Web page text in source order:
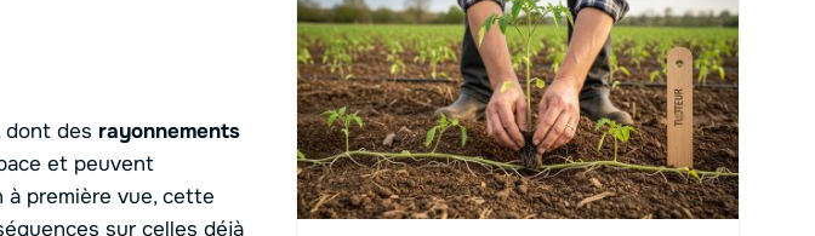
dont des rayonnements
et peuvent
à première vue, cette
sur celles déjà